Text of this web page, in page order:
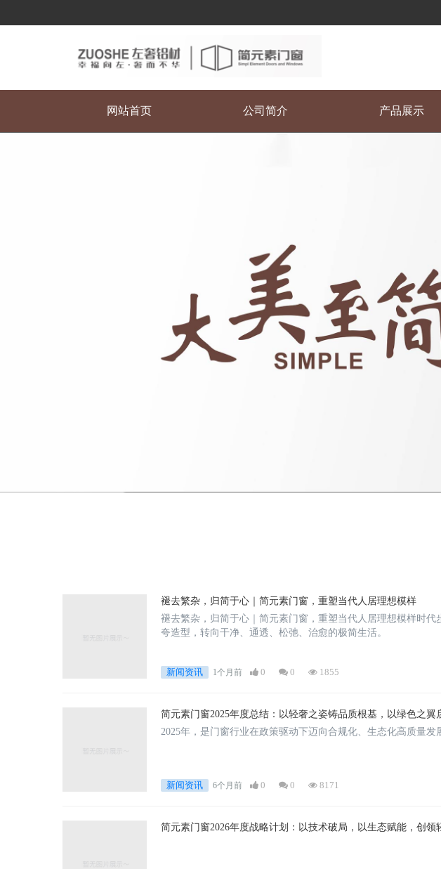
网站首页 公司简介 产品展示
褪去繁杂，归简于心｜简元素门窗，重塑当代人居理想模样
褪去繁杂，归简于心｜简元素门窗，重塑当代人居理想模样时
夸造型，转向干净、通透、松弛、治愈的极简生活。
新闻资讯 1个月前 0 0 1855
简元素门窗2025年度总结：以轻奢之姿铸品质根基，以绿色之翼
2025年，是门窗行业在政策驱动下迈向合规化、生态化高质量
新闻资讯 6个月前 0 0 8171
简元素门窗2026年度战略计划：以技术破局，以生态赋能，创领